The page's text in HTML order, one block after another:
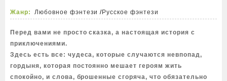
Жанр: Любовное фэнтези /Русское фэнтези
Перед вами не просто сказка, а настоящая история с
приключениями.
Здесь есть все: чудеса, которые случаются невпопад,
гордыня, которая постоянно мешает героям жить
спокойно, и слова, брошенные сгоряча, что обязательно